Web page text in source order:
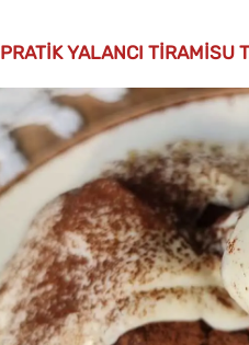
PRATİK YALANCI TİRAMİSU